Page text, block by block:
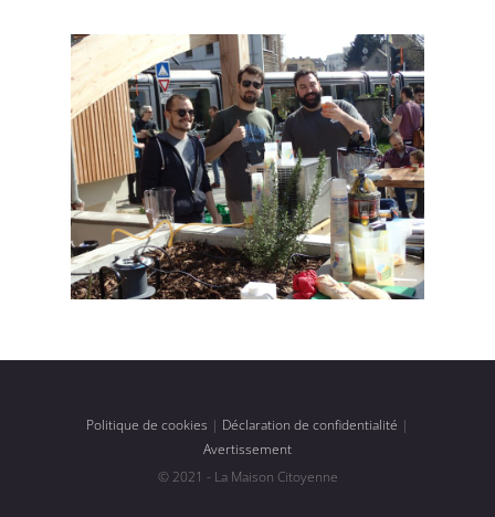
Politique de cookies | Déclaration de confidentialité |
Avertissement
© 2021 - La Maison Citoyenne